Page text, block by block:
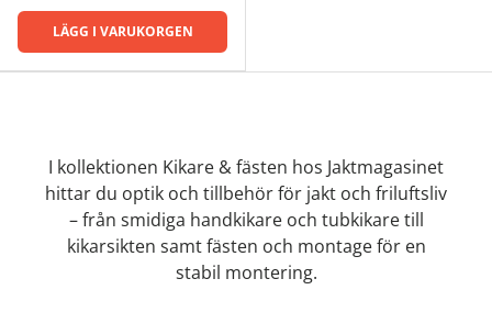
LÄGG I VARUKORGEN
I kollektionen Kikare & fästen hos Jaktmagasinet
hittar du optik och tillbehör för jakt och friluftsliv
– från smidiga handkikare och tubkikare till
kikarsikten samt fästen och montage för en
stabil montering.